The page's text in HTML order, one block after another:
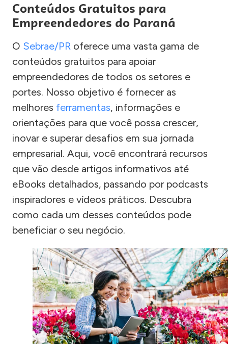
Conteúdos Gratuitos para
Empreendedores do Paraná
O Sebrae/PR oferece uma vasta gama de
conteúdos gratuitos para apoiar
empreendedores de todos os setores e
portes. Nosso objetivo é fornecer as
melhores ferramentas, informações e
orientações para que você possa crescer,
inovar e superar desafios em sua jornada
empresarial. Aqui, você encontrará recursos
que vão desde artigos informativos até
eBooks detalhados, passando por podcasts
inspiradores e vídeos práticos. Descubra
como cada um desses conteúdos pode
beneficiar o seu negócio.